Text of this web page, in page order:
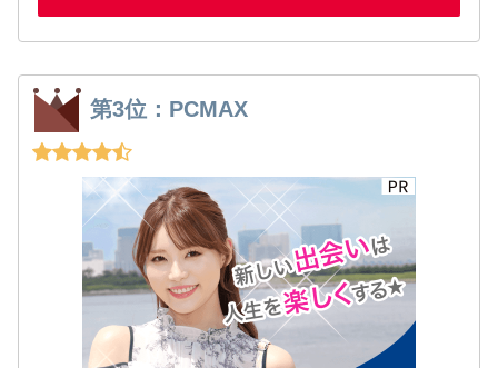
第3位：PCMAX